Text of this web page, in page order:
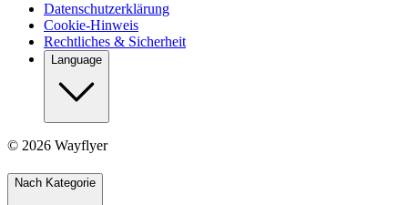
Datenschutzerklärung
Cookie-Hinweis
Rechtliches & Sicherheit
Language
© 2026 Wayflyer
Nach Kategorie